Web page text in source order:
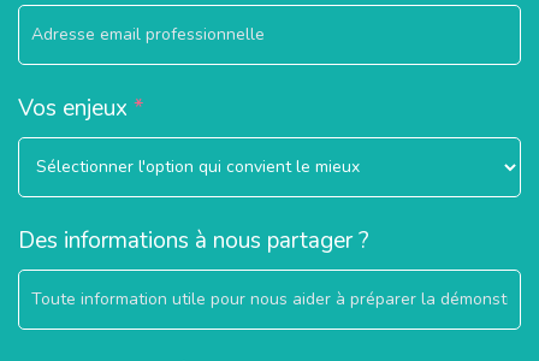
Vos enjeux *
Des informations à nous partager ?